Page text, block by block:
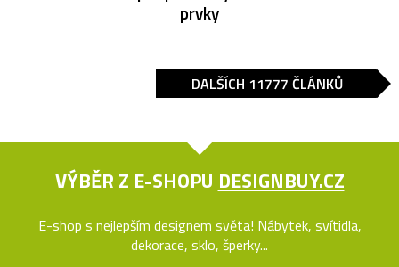
prvky
DALŠÍCH 11777 ČLÁNKŮ
VÝBĚR Z E-SHOPU DESIGNBUY.CZ
E-shop s nejlepším designem světa! Nábytek, svítidla,
dekorace, sklo, šperky...